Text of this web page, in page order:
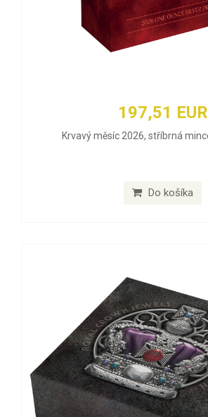
197,51 EUR
Krvavý měsíc 2026, stříbrná
Do košíka